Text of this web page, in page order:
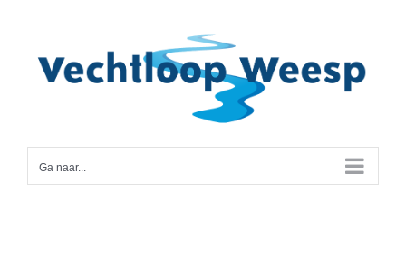
inhoud
Ga naar...